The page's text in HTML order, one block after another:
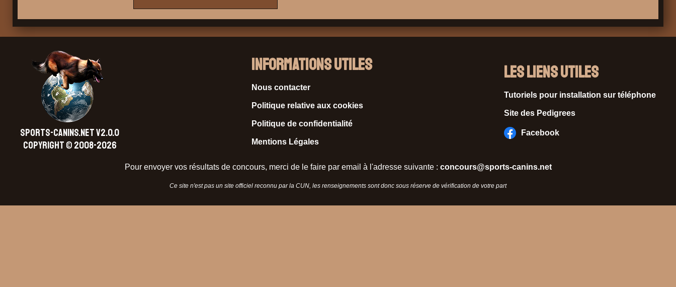
SPORTS-CANINS.NET V2.0.0
Copyright © 2008-2026
Informations Utiles
Nous contacter
Politique relative aux cookies
Politique de confidentialité
Mentions Légales
Les liens utiles
Tutoriels pour installation sur téléphone
Site des Pedigrees
Facebook
Pour envoyer vos résultats de concours, merci de le faire par email à l'adresse suivante : concours@sports-canins.net
Ce site n'est pas un site officiel reconnu par la CUN, les renseignements sont donc sous réserve de vérification de votre part